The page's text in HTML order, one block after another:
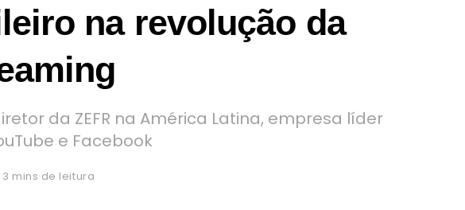
na revolução da
da ZEFR na América Latina, empresa líder
e Facebook
mins de leitura